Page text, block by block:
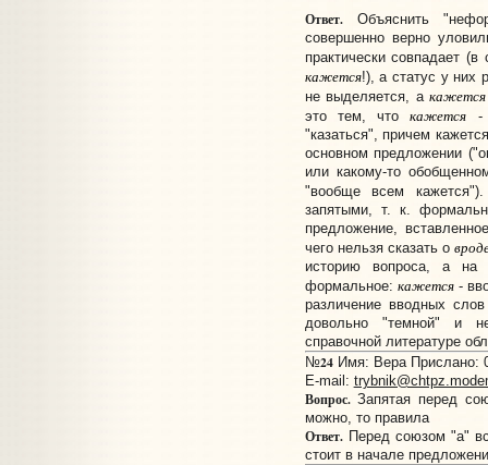
Ответ.Объяснить
совершенно верно
практически совпадает
кажется!), а статус у них
не выделяется, акажется
это тем, чтокажется -
"казаться", причем
основном предложении
или какому-то
"вообще всем
запятыми, т. к.
предложение,
чего нельзя сказать о
историю вопроса, а на
формальное: кажется-
различение вводных
довольно "темной" и
справочной литературе
№24Имя: Вера Прислано:
E-mail:
Вопрос.Запятая перед
можно, то правила
Ответ.Перед союзом "а"
стоит в начале